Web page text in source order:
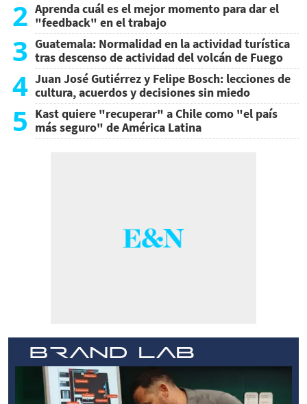
2 Aprenda cuál es el mejor momento para dar el
"feedback" en el trabajo
3 Guatemala: Normalidad en la actividad turística
tras descenso de actividad del volcán de Fuego
4 Juan José Gutiérrez y Felipe Bosch: lecciones de
cultura, acuerdos y decisiones sin miedo
5 Kast quiere "recuperar" a Chile como "el país
más seguro" de América Latina